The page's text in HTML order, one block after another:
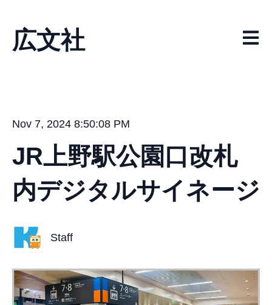
広文社 メイ
Nov 7, 2024 8:50:08 PM
JR上野駅公園口改札
内デジタルサイネージ
Staff